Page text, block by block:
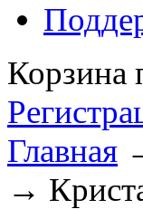
Корзина
Главная
→